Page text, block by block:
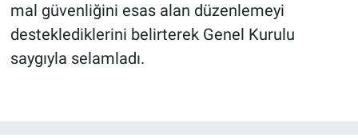
mal güvenliğini esas alan düzenlemeyi
desteklediklerini belirterek Genel Kurulu
saygıyla selamladı.